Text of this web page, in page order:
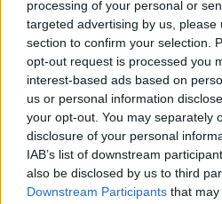
processing of your personal or
targeted advertising by us, please
section to confirm your selection.
opt-out request is processed you
interest-based ads based on
us or personal information
your opt-out. You may separately
disclosure of your personal
IAB’s list of downstream
also be disclosed by us to third
Downstream Participants that
Un ex-employé de Kanye
rappeur pour cette raison !
2 avril 2024